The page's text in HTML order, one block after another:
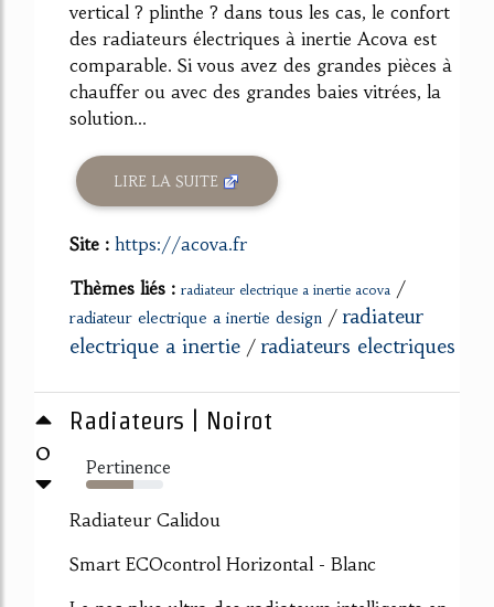
vertical ? plinthe ? dans tous les cas, le confort
des radiateurs électriques à inertie Acova est
comparable. Si vous avez des grandes pièces à
chauffer ou avec des grandes baies vitrées, la
solution...
LIRE LA SUITE
Site : https://acova.fr
Thèmes liés : radiateur electrique a inertie acova /
radiateur electrique a inertie design /radiateur
electrique a inertie /radiateurs electriques
0
Radiateurs | Noirot
Pertinence
61%
Radiateur Calidou
Smart ECOcontrol Horizontal - Blanc